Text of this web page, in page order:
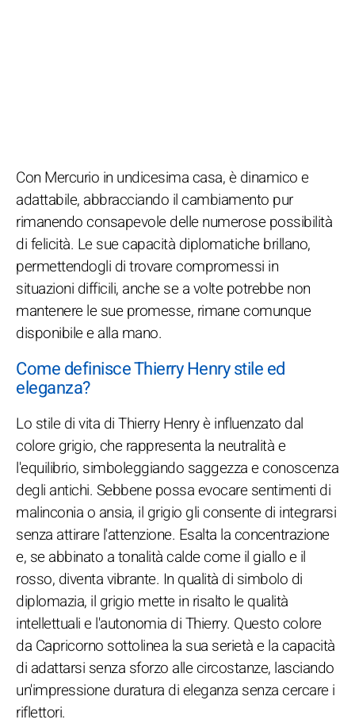
Con Mercurio in undicesima casa, è dinamico e
adattabile, abbracciando il cambiamento pur
rimanendo consapevole delle numerose possibilità
di felicità. Le sue capacità diplomatiche brillano,
permettendogli di trovare compromessi in
situazioni difficili, anche se a volte potrebbe non
mantenere le sue promesse, rimane comunque
disponibile e alla mano.
Come definisce Thierry Henry stile ed
eleganza?
Lo stile di vita di Thierry Henry è influenzato dal
colore grigio, che rappresenta la neutralità e
l'equilibrio, simboleggiando saggezza e conoscenza
degli antichi. Sebbene possa evocare sentimenti di
malinconia o ansia, il grigio gli consente di integrarsi
senza attirare l'attenzione. Esalta la concentrazione
e, se abbinato a tonalità calde come il giallo e il
rosso, diventa vibrante. In qualità di simbolo di
diplomazia, il grigio mette in risalto le qualità
intellettuali e l'autonomia di Thierry. Questo colore
da Capricorno sottolinea la sua serietà e la capacità
di adattarsi senza sforzo alle circostanze, lasciando
un'impressione duratura di eleganza senza cercare i
riflettori.